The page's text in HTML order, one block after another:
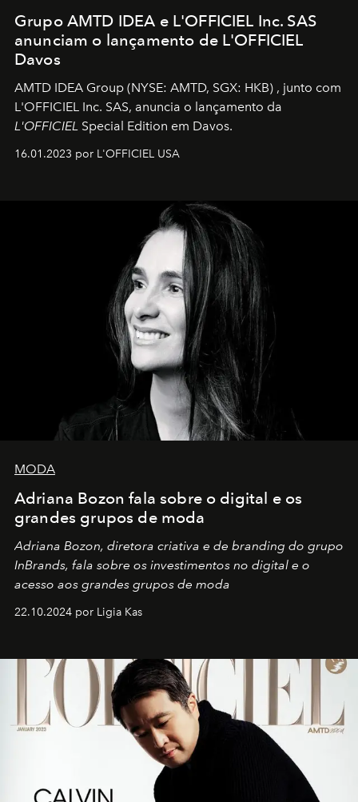
Grupo AMTD IDEA e L'OFFICIEL Inc. SAS
anunciam o lançamento de L'OFFICIEL
Davos
AMTD IDEA Group (NYSE: AMTD, SGX: HKB) , junto com
L'OFFICIEL Inc. SAS, anuncia o lançamento da
L'OFFICIEL Special Edition em Davos.
16.01.2023 por L'OFFICIEL USA
MODA
Adriana Bozon fala sobre o digital e os
grandes grupos de moda
Adriana Bozon, diretora criativa e de branding do grupo
InBrands, fala sobre os investimentos no digital e o
acesso aos grandes grupos de moda
22.10.2024 por Ligia Kas